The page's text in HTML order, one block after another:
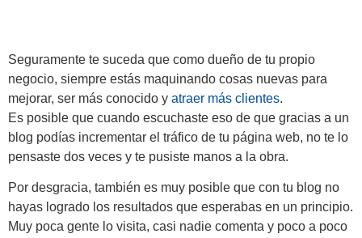
Seguramente te suceda que como dueño de tu propio
negocio, siempre estás maquinando cosas nuevas para
mejorar, ser más conocido y atraer más clientes.
Es posible que cuando escuchaste eso de que gracias a un
blog podías incrementar el tráfico de tu página web, no te lo
pensaste dos veces y te pusiste manos a la obra.
Por desgracia, también es muy posible que con tu blog no
hayas logrado los resultados que esperabas en un principio.
Muy poca gente lo visita, casi nadie comenta y poco a poco